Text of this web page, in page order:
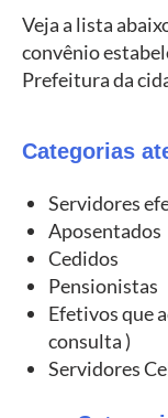
Veja a lista
convênio
Prefeitura da
Categorias
Servidores
Aposentados
Cedidos
Pensionistas
Efetivos que
consulta )
Servidores